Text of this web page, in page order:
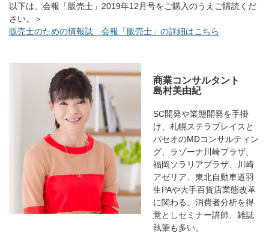
以下は、会報「販売士」2019年12月号をご購入のうえご購読くだ
さい。＞
販売士のための情報誌 会報「販売士」の詳細はこちら
商業コンサルタント
島村美由紀
SC開発や業態開発を手掛
け、札幌ステラプレイスと
パセオのMDコンサルティン
グ、ラゾーナ川崎プラザ、
福岡ソラリアプラザ、川崎
アゼリア、東北自動車道羽
生PAや大手百貨店業態改革
に関わる。消費者分析を得
意としセミナー講師、雑誌
執筆も多い。